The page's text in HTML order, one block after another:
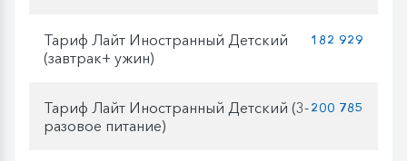
Тариф Лайт Иностранный Детский
(завтрак+ ужин)
182 929
Тариф Лайт Иностранный Детский (3-
разовое питание)
200 785